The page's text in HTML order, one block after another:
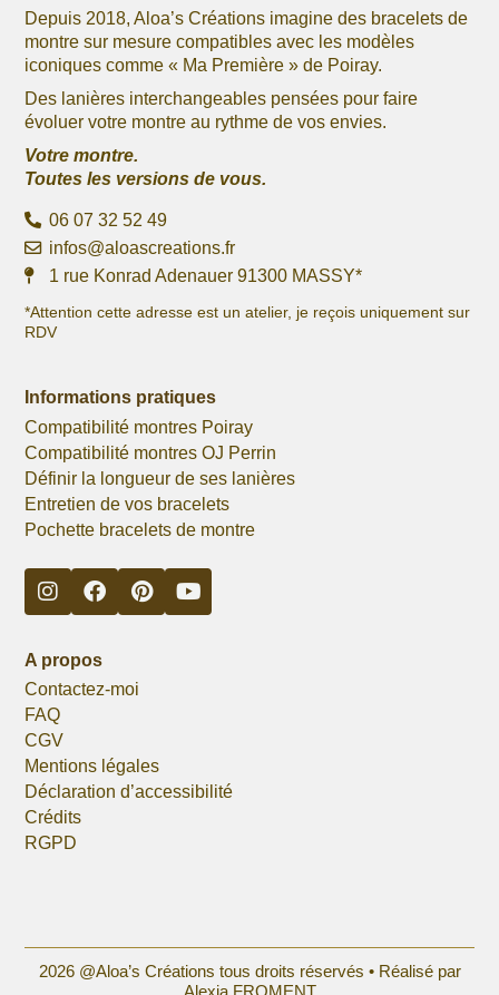
Depuis 2018, Aloa’s Créations imagine des bracelets de
montre sur mesure compatibles avec les modèles
iconiques comme « Ma Première » de Poiray.
Des lanières interchangeables pensées pour faire
évoluer votre montre au rythme de vos envies.
Votre montre.
Toutes les versions de vous.
06 07 32 52 49
infos@aloascreations.fr
1 rue Konrad Adenauer 91300 MASSY*
*Attention cette adresse est un atelier, je reçois uniquement sur
RDV
Informations pratiques
Compatibilité montres Poiray
Compatibilité montres OJ Perrin
Définir la longueur de ses lanières
Entretien de vos bracelets
Pochette bracelets de montre
A propos
Contactez-moi
FAQ
CGV
Mentions légales
Déclaration d’accessibilité
Crédits
RGPD
2026 @Aloa’s Créations tous droits réservés • Réalisé par
Alexia FROMENT